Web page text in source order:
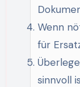
Wenn
für
sinnvoll